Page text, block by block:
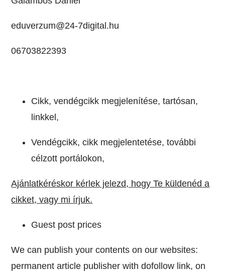
eduverzum@24-7digital.hu
06703822393
Cikk, vendégcikk megjelenítése, tartósan,
linkkel,
Vendégcikk, cikk megjelentetése, további
célzott portálokon,
Ajánlatkéréskor kérlek jelezd, hogy Te küldenéd a
cikket, vagy mi írjuk.
Guest post prices
We can publish your contents on our websites:
permanent article publisher with dofollow link, on